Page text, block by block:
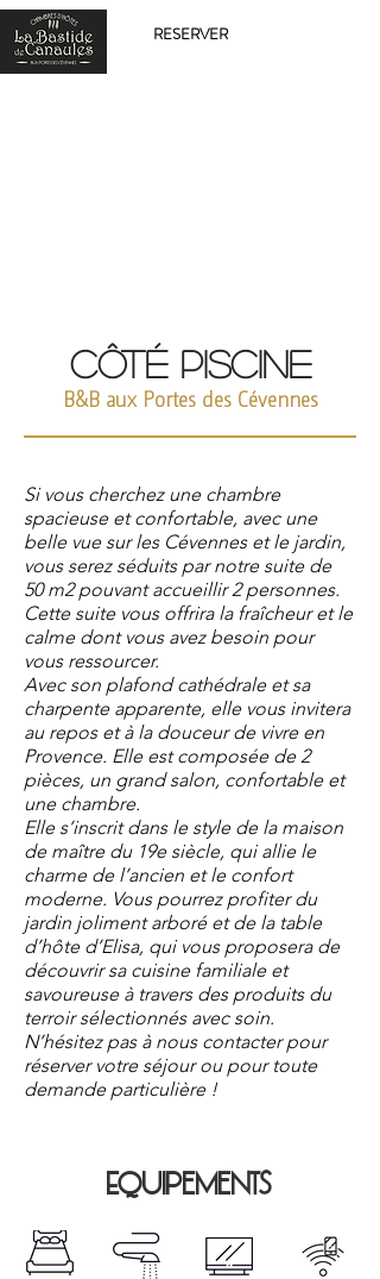
RESERVER
Côté Piscine
B&B aux Portes des Cévennes
Si vous cherchez une chambre
spacieuse et confortable, avec une
belle vue sur les Cévennes et le jardin,
vous serez séduits par notre suite de
50 m2 pouvant accueillir 2 personnes.
Cette suite vous offrira la fraîcheur et le
calme dont vous avez besoin pour
vous ressourcer.
Avec son plafond cathédrale et sa
charpente apparente, elle vous invitera
au repos et à la douceur de vivre en
Provence. Elle est composée de 2
pièces, un grand salon, confortable et
une chambre.
Elle s’inscrit dans le style de la maison
de maître du 19e siècle, qui allie le
charme de l’ancien et le confort
moderne. Vous pourrez profiter du
jardin joliment arboré et de la table
d’hôte d’Elisa, qui vous proposera de
découvrir sa cuisine familiale et
savoureuse à travers des produits du
terroir sélectionnés avec soin.
N’hésitez pas à nous contacter pour
réserver votre séjour ou pour toute
demande particulière !
Equipements